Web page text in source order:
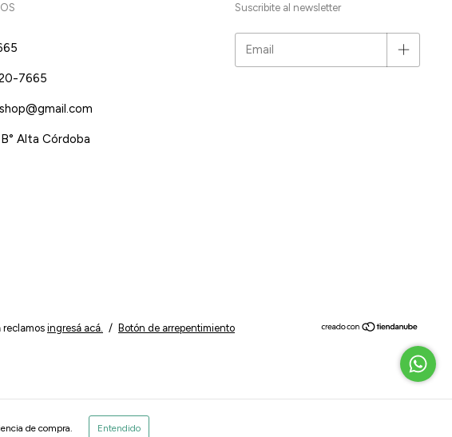
de compra. Entendido
7665
Alta Córdoba
Suscribite al newsletter
reclamos ingresá acá. / Botón de arrepentimiento